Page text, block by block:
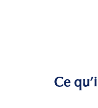
Ce